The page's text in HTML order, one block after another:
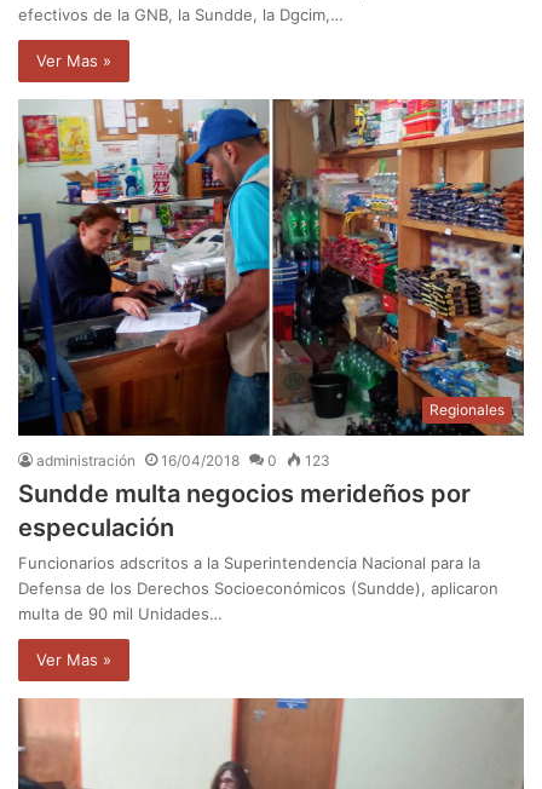
efectivos de la GNB, la Sundde, la Dgcim,…
Ver Mas »
Regionales
administración 16/04/2018 0 123
Sundde multa negocios merideños por
especulación
Funcionarios adscritos a la Superintendencia Nacional para la
Defensa de los Derechos Socioeconómicos (Sundde), aplicaron
multa de 90 mil Unidades…
Ver Mas »